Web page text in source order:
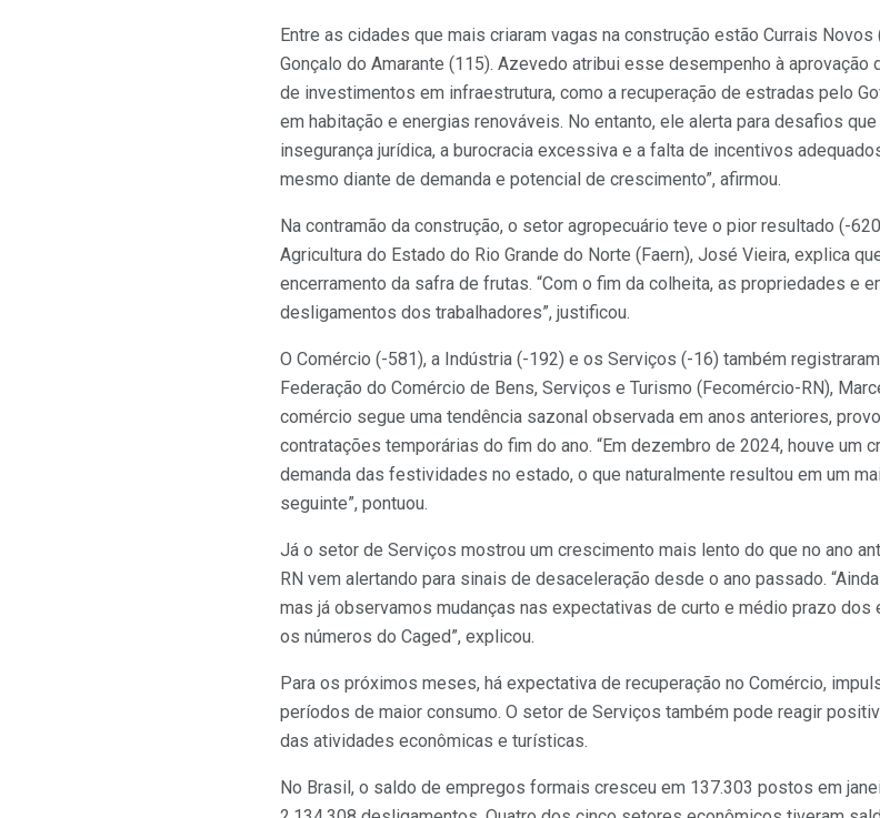
Entre as cidades que mais criaram vagas na construção estão Currais
Gonçalo do Amarante (115). Azevedo atribui esse desempenho à aprovação
de investimentos em infraestrutura, como a recuperação de estradas pelo
em habitação e energias renováveis. No entanto, ele alerta para desafios
insegurança jurídica, a burocracia excessiva e a falta de incentivos
mesmo diante de demanda e potencial de crescimento”, afirmou.
Na contramão da construção, o setor agropecuário teve o pior resultado (-
Agricultura do Estado do Rio Grande do Norte (Faern), José Vieira, explica
encerramento da safra de frutas. “Com o fim da colheita, as propriedades e
desligamentos dos trabalhadores”, justificou.
O Comércio (-581), a Indústria (-192) e os Serviços (-16) também
Federação do Comércio de Bens, Serviços e Turismo (Fecomércio-RN),
comércio segue uma tendência sazonal observada em anos anteriores,
contratações temporárias do fim do ano. “Em dezembro de 2024, houve um
demanda das festividades no estado, o que naturalmente resultou em um
seguinte”, pontuou.
Já o setor de Serviços mostrou um crescimento mais lento do que no ano
RN vem alertando para sinais de desaceleração desde o ano passado.
mas já observamos mudanças nas expectativas de curto e médio prazo
os números do Caged”, explicou.
Para os próximos meses, há expectativa de recuperação no Comércio,
períodos de maior consumo. O setor de Serviços também pode reagir
das atividades econômicas e turísticas.
No Brasil, o saldo de empregos formais cresceu em 137.303 postos em